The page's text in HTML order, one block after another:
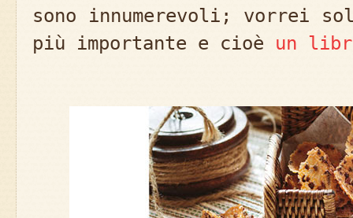
sono innumerevoli; vorrei
più importante e cioè un